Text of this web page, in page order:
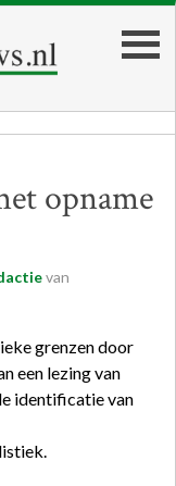
opname
van
grenzen door
een lezing van
identificatie van